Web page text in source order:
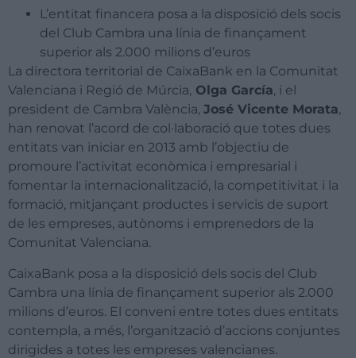
L’entitat financera posa a la disposició dels socis
del Club Cambra una línia de finançament
superior als 2.000 milions d’euros
La directora territorial de CaixaBank en la Comunitat
Valenciana i Regió de Múrcia, Olga García, i el
president de Cambra València, José Vicente Morata,
han renovat l’acord de col·laboració que totes dues
entitats van iniciar en 2013 amb l’objectiu de
promoure l’activitat econòmica i empresarial i
fomentar la internacionalització, la competitivitat i la
formació, mitjançant productes i servicis de suport
de les empreses, autònoms i emprenedors de la
Comunitat Valenciana.
CaixaBank posa a la disposició dels socis del Club
Cambra una línia de finançament superior als 2.000
milions d’euros. El conveni entre totes dues entitats
contempla, a més, l’organització d’accions conjuntes
dirigides a totes les empreses valencianes.